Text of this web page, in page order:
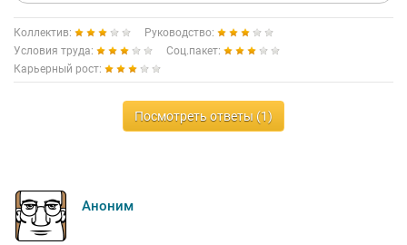
Коллектив:
Руководство:
Условия труда:
Соц.пакет:
Карьерный рост:
Посмотреть ответы (1)
Аноним